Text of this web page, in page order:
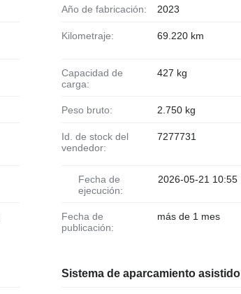
Año de fabricación: 2023
Kilometraje: 69.220 km
Capacidad de
carga:
427 kg
Peso bruto: 2.750 kg
Id. de stock del
vendedor:
7277731
Fecha de
ejecución:
2026-05-21 10:55
Fecha de
publicación:
más de 1 mes
Sistema de aparcamiento asistido